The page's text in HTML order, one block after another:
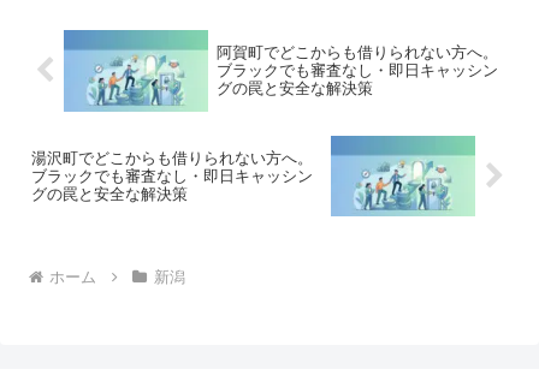
促を止める無料相談窓口をご案内しま
す。
阿賀町でどこからも借りられない方へ。
ブラックでも審査なし・即日キャッシン
グの罠と安全な解決策
湯沢町でどこからも借りられない方へ。
ブラックでも審査なし・即日キャッシン
グの罠と安全な解決策
ホーム 新潟